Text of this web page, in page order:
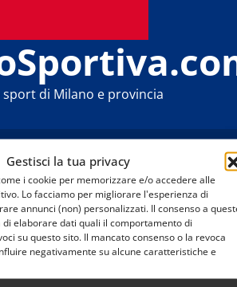
Gestisci la tua privacy
i cookie per memorizzare e/o accedere alle
Lo facciamo per migliorare l'esperienza di
annunci (non) personalizzati. Il consenso a
elaborare dati quali il comportamento di
su questo sito. Il mancato consenso o la revoca
negativamente su alcune caratteristiche e
di Milano e provincia
Numia Vero Volley Milano: le
3-2 le avversarie